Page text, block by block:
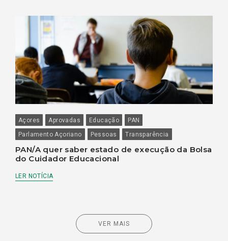
Açores Aprovadas Educação
PAN
Parlamento Açoriano
Pessoas Transparência
PAN/A quer saber estado de execução da Bolsa
do Cuidador Educacional
LER NOTÍCIA
VER MAIS